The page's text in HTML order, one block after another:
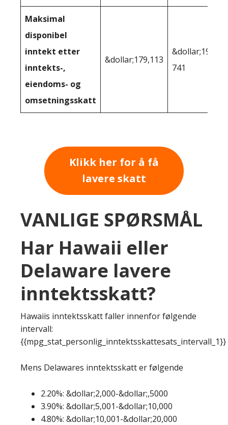
Maksimal
disponibel
inntekt etter
inntekts-,
eiendoms- og
omsetningsskatt
&dollar;179,113
&dollar;191
741
Klikk her for å få
lavere skatt
VANLIGE SPØRSMÅL
Har Hawaii eller
Delaware lavere
inntektsskatt?
Hawaiis inntektsskatt faller innenfor følgende
intervall:
{{mpg_stat_personlig_inntektsskattesats_intervall_1}}
Mens Delawares inntektsskatt er følgende
2.20%: &dollar;2,000-&dollar;,5000
3.90%: &dollar;5,001-&dollar;10,000
4.80%: &dollar;10,001-&dollar;20,000